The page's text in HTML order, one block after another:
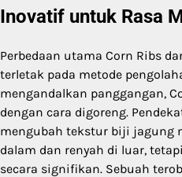
Inovatif untuk Rasa
Perbedaan utama Corn Ribs
terletak pada metode
mengandalkan panggangan,
dengan cara digoreng.
mengubah tekstur biji jagung
dalam dan renyah di luar,
secara signifikan. Sebuah